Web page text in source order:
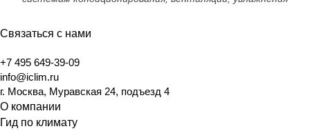
Связаться с нами
+7 495 649-39-09
info@iclim.ru
г. Москва, Муравская 24, подъезд 4
О компании
Гид по климату